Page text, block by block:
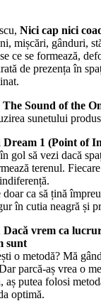
Nici cap nici
mișcări, gânduri,
ce se formează,
de prezența în
The Sound of the
sunetului
Dream 1 (Point of
gol să vezi dacă
terenul.
doar ca să țină
în cutia neagră și
Dacă vrem ca
sunt
o metodă? Mă
parcă-aș vrea o
aș putea folosi
optimă.